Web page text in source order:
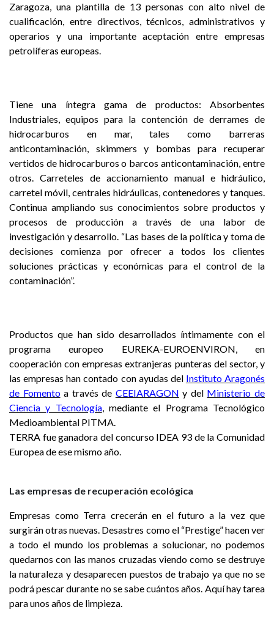
Zaragoza, una plantilla de 13 personas con alto nivel de
cualificación, entre directivos, técnicos, administrativos y
operarios y una importante aceptación entre empresas
petrolíferas europeas.
Tiene una íntegra gama de productos: Absorbentes
Industriales, equipos para la contención de derrames de
hidrocarburos en mar, tales como barreras
anticontaminación, skimmers y bombas para recuperar
vertidos de hidrocarburos o barcos anticontaminación, entre
otros. Carreteles de accionamiento manual e hidráulico,
carretel móvil, centrales hidráulicas, contenedores y tanques.
Continua ampliando sus conocimientos sobre productos y
procesos de producción a través de una labor de
investigación y desarrollo. “Las bases de la política y toma de
decisiones comienza por ofrecer a todos los clientes
soluciones prácticas y económicas para el control de la
contaminación”.
Productos que han sido desarrollados íntimamente con el
programa europeo EUREKA-EUROENVIRON, en
cooperación con empresas extranjeras punteras del sector, y
las empresas han contado con ayudas del Instituto Aragonés
de Fomentoa través de CEEIARAGON y del Ministerio de
Ciencia y Tecnología, mediante el Programa Tecnológico
Medioambiental PITMA.
TERRA fue ganadora del concurso IDEA 93 de la Comunidad
Europea de ese mismo año.
Las empresas de recuperación ecológica
Empresas como Terra crecerán en el futuro a la vez que
surgirán otras nuevas. Desastres como el “Prestige” hacen ver
a todo el mundo los problemas a solucionar, no podemos
quedarnos con las manos cruzadas viendo como se destruye
la naturaleza y desaparecen puestos de trabajo ya que no se
podrá pescar durante no se sabe cuántos años. Aquí hay tarea
para unos años de limpieza.